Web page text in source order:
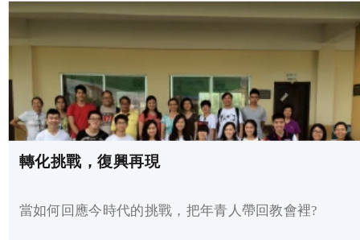
轉化挑戰，復興再現
當如何回應今時代的挑戰，把年青人帶回教會裡?